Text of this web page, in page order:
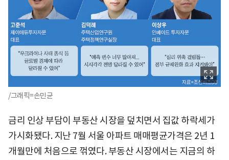
/그래픽=손민균
금리 인상 부담이 부동산 시장을 덮치면서 집값 하락세가
가시화됐다. 지난 7월 서울 아파트 매매평균가격은 2년 1
개월만에 처음으로 꺾였다. 부동산 시장에서는 지금의 하